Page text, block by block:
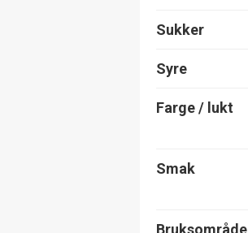
Sukker
Syre
Farge / lukt
Smak
Bruksområde